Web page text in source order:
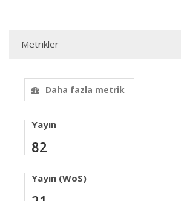
Metrikler
Daha fazla metrik
Yayın
82
Yayın (WoS)